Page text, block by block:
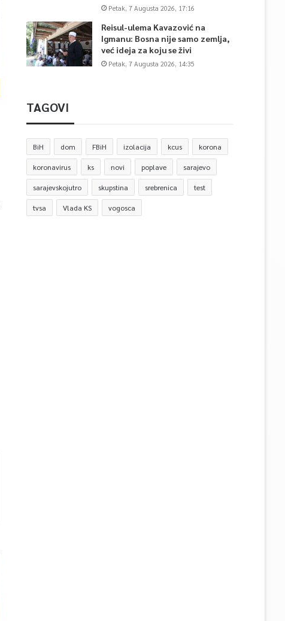
Petak, 7 Augusta 2026, 17:16
Reisul-ulema Kavazović na
Igmanu: Bosna nije samo zemlja,
već ideja za koju se živi
Petak, 7 Augusta 2026, 14:35
TAGOVI
BiH dom FBiH izolacija kcus korona
koronavirus ks novi poplave sarajevo
sarajevskojutro skupstina srebrenica test
tvsa Vlada KS vogosca